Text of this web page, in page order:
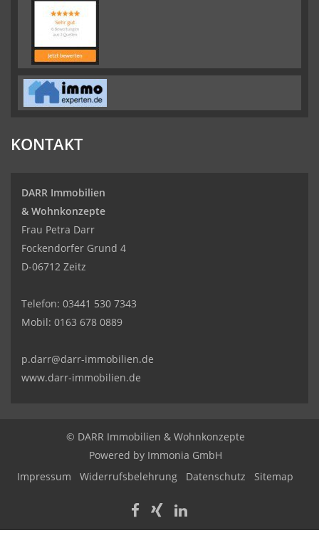
KONTAKT
DARR Immobilien
& Wohnkonzepte
Frau Petra Darr
Fockendorfer Grund 4
D-06712 Zeitz
Telefon: 03441 530 7343
Mobil: 0163 678 0889
p.darr@darr-immobilien.de
www.darr-immobilien.de
© DARR Immobilien & Wohnkonzepte
Powered by Immonia GmbH
Impressum
Widerrufsbelehrung Datenschutz Sitemap